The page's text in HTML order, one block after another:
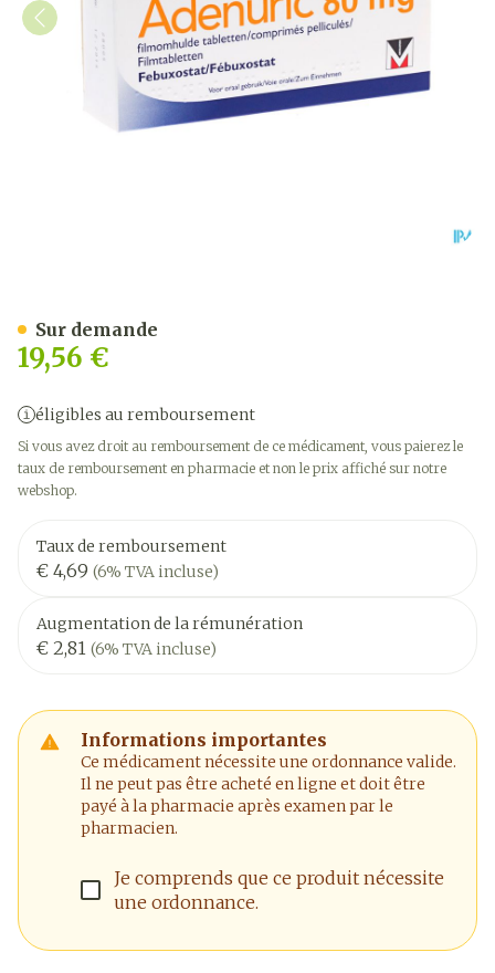
19,56 €
éligibles au remboursement
Si vous avez droit au remboursement de ce médicament, vous paierez le
taux de remboursement en pharmacie et non le prix affiché sur notre
webshop.
Taux de remboursement
€ 4,69 (6% TVA incluse)
Augmentation de la rémunération
€ 2,81 (6% TVA incluse)
Informations importantes
Ce médicament nécessite une ordonnance valide.
Il ne peut pas être acheté en ligne et doit être
payé à la pharmacie après examen par le
pharmacien.
Je comprends que ce produit nécessite
une ordonnance.
Sur demande